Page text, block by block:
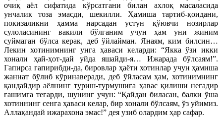
очиқ аёл сифатида кўрсатгани билан ахлоқ масаласида
унчалик тоза эмасди, шекилли. Ҳамиша тартиб-қоидани,
покизаликни ҳамма нарсадан устун қўювчи нозирлар
сулоласининг вакили бўлганим учун ҳам уни жиним
суймаган бўлса керак, деб ўйлайман. Янаям, ким билсин…
Лекин хотинимнинг унга ҳаваси келарди: “Якка ўзи икки
хонали ҳай-ҳот-дай уйда яшайди-я… Ижарада бўлсаям!”.
Гапирса гапирибди-да, бировлар ҳаёти хотинлар учун ҳамиша
жаннат бўлиб кўринаверади, деб ўйласам ҳам, хотинимнинг
қандайдир аёлнинг туриш-турмушига ҳавас қилиши негадир
ғашимга тегарди, шунинг учун: “Қайдан биласан, балки ўша
хотиннинг сенга ҳаваси келар, бир хонали бўлсаям, ўз уйимиз.
Аллақандай ижарахона эмас!” дея узиб олардим ҳар сафар.